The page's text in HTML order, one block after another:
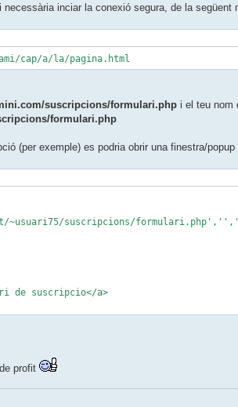
inciar la conexió segura, de la següent
cap/a/la/pagina.html
suscripcions/formulari.php i el teu nom
formulari.php
(per exemple) es podria obrir una finestra/
suscripcions/
de suscripcio</a>
profit